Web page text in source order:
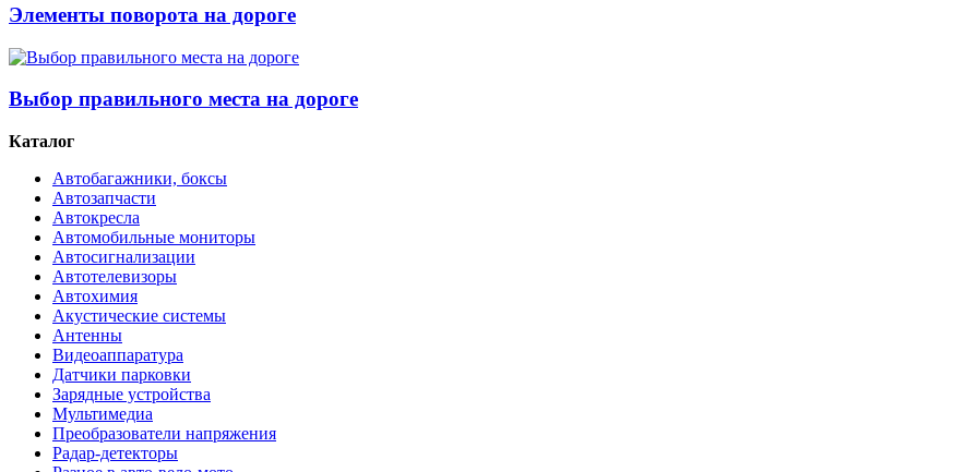
Элементы поворота на дороге
Выбор правильного места на дороге
Каталог
Автобагажники, боксы
Автозапчасти
Автокресла
Автомобильные мониторы
Автосигнализации
Автотелевизоры
Автохимия
Акустические системы
Антенны
Видеоаппаратура
Датчики парковки
Зарядные устройства
Мультимедиа
Преобразователи напряжения
Радар-детекторы